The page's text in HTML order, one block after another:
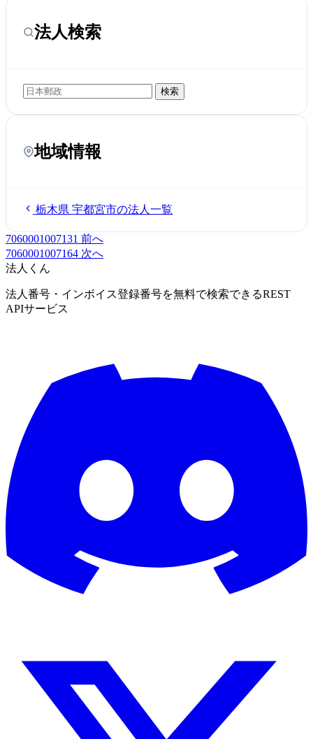
法人検索
検索
地域情報
栃木県 宇都宮市の法人一覧
7060001007131 前へ
7060001007164 次へ
法人くん
法人番号・インボイス登録番号を無料で検索できるREST
APIサービス